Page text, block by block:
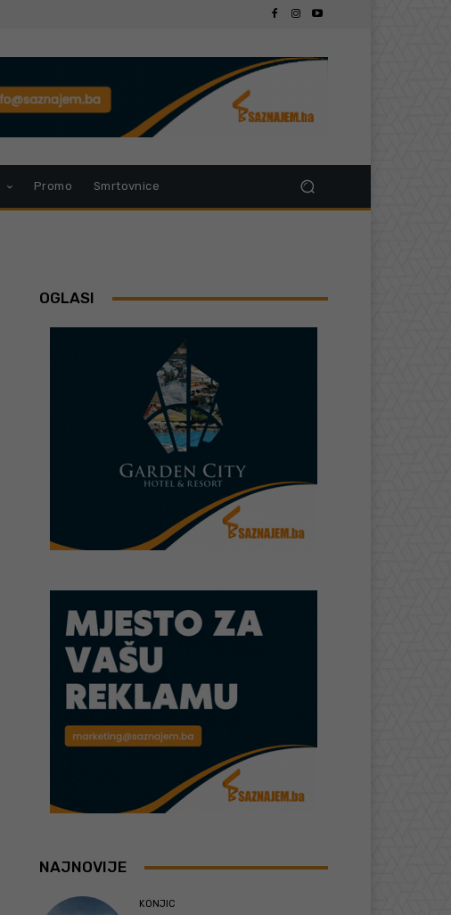
Promo Smrtovnice
OGLASI
NAJNOVIJE
KONJIC